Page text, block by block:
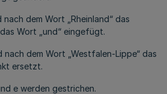
dem Wort „Rheinland“ das
Wort „und“ eingefügt.
dem Wort „Westfalen-Lippe“ das
ersetzt.
e werden gestrichen.